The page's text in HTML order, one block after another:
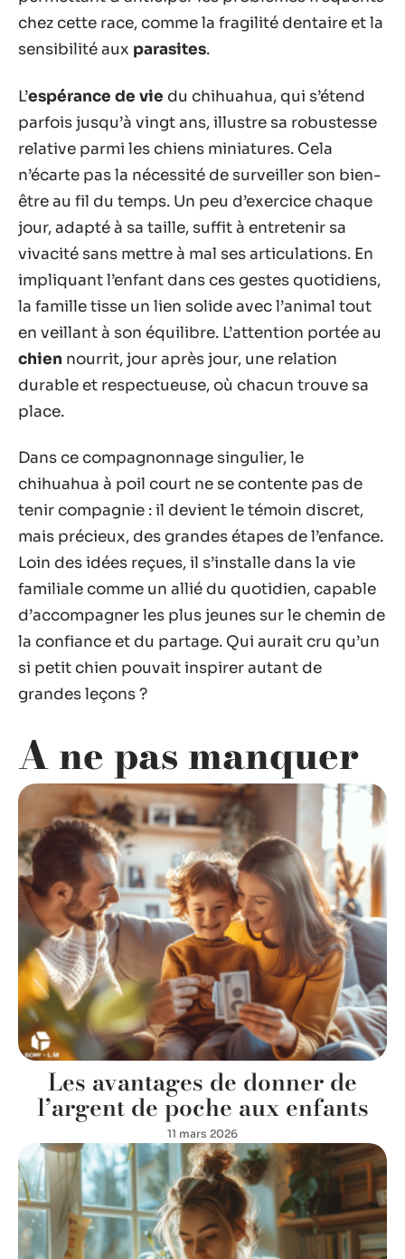
chez cette race, comme la fragilité dentaire et la
sensibilité aux parasites.
L’espérance de vie du chihuahua, qui s’étend
parfois jusqu’à vingt ans, illustre sa robustesse
relative parmi les chiens miniatures. Cela
n’écarte pas la nécessité de surveiller son bien-
être au fil du temps. Un peu d’exercice chaque
jour, adapté à sa taille, suffit à entretenir sa
vivacité sans mettre à mal ses articulations. En
impliquant l’enfant dans ces gestes quotidiens,
la famille tisse un lien solide avec l’animal tout
en veillant à son équilibre. L’attention portée au
chien nourrit, jour après jour, une relation
durable et respectueuse, où chacun trouve sa
place.
Dans ce compagnonnage singulier, le
chihuahua à poil court ne se contente pas de
tenir compagnie : il devient le témoin discret,
mais précieux, des grandes étapes de l’enfance.
Loin des idées reçues, il s’installe dans la vie
familiale comme un allié du quotidien, capable
d’accompagner les plus jeunes sur le chemin de
la confiance et du partage. Qui aurait cru qu’un
si petit chien pouvait inspirer autant de
grandes leçons ?
A ne pas manquer
Les avantages de donner de
l’argent de poche aux enfants
11 mars 2026